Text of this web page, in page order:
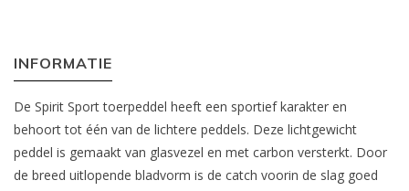
INFORMATIE
De Spirit Sport toerpeddel heeft een sportief karakter en
behoort tot één van de lichtere peddels. Deze lichtgewicht
peddel is gemaakt van glasvezel en met carbon versterkt. Door
de breed uitlopende bladvorm is de catch voorin de slag goed